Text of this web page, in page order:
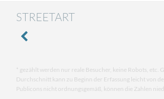
STREETART
* gezählt werden nur reale Besucher, keine Robots,
Durchschnitt kann zu Beginn der Erfassung leicht von
Publicons nicht ordnungsgemäß, können die Zahlen